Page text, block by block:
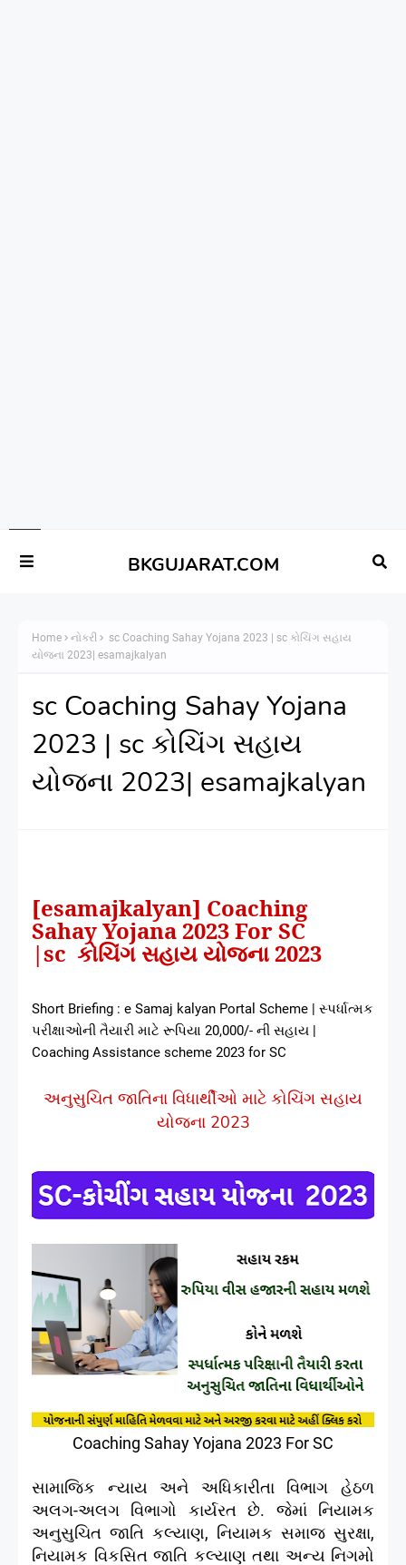
BKGUJARAT.COM
Home નોકરી
sc Coaching Sahay Yojana 2023 | sc કોચિંગ સહાય
યોજના 2023| esamajkalyan
sc Coaching Sahay Yojana
2023 | sc કોચિંગ સહાય
યોજના 2023| esamajkalyan
[esamajkalyan] Coaching
Sahay Yojana 2023 For SC
|sc કોચિંગ સહાય યોજના 2023
Short Briefing : e Samaj kalyan Portal Scheme | સ્પર્ધાત્મક
પરીક્ષાઓની તૈયારી માટે રૂપિયા 20,000/- ની સહાય |
Coaching Assistance scheme 2023 for SC
અનુસુચિત જાતિના વિધાર્થીઓ માટે કોચિંગ સહાય
યોજના 2023
Coaching Sahay Yojana 2023 For SC
સામાજિક ન્યાય અને અધિકારીતા વિભાગ હેઠળ
અલગ-અલગ વિભાગો કાર્યરત છે. જેમાં નિયામક
અનુસુચિત જાતિ કલ્યાણ, નિયામક સમાજ સુરક્ષા,
નિયામક વિકસિત જાતિ કલ્યાણ તથા અન્ય નિગમો